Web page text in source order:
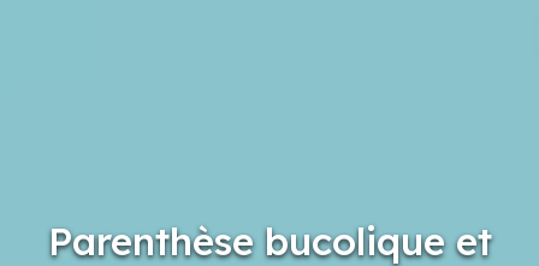
Parenthèse bucolique et